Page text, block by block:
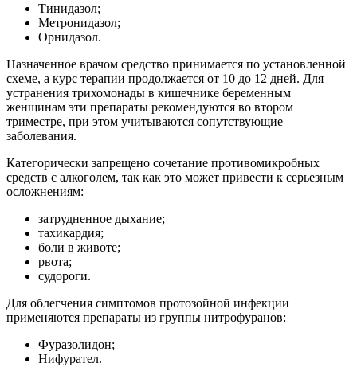
Тинидазол;
Метронидазол;
Орнидазол.
Назначенное врачом средство принимается по установленной
схеме, а курс терапии продолжается от 10 до 12 дней. Для
устранения трихомонады в кишечнике беременным
женщинам эти препараты рекомендуются во втором
триместре, при этом учитываются сопутствующие
заболевания.
Категорически запрещено сочетание противомикробных
средств с алкоголем, так как это может привести к серьезным
осложнениям:
затрудненное дыхание;
тахикардия;
боли в животе;
рвота;
судороги.
Для облегчения симптомов протозойной инфекции
применяются препараты из группы нитрофуранов:
Фуразолидон;
Нифурател.